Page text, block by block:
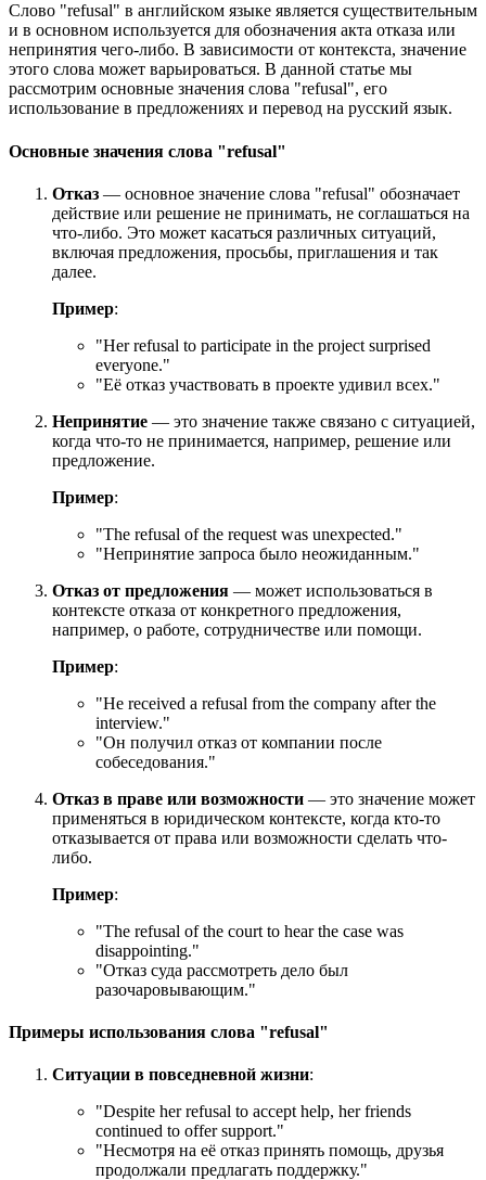
Слово "refusal" в английском языке является существительным
и в основном используется для обозначения акта отказа или
непринятия чего-либо. В зависимости от контекста, значение
этого слова может варьироваться. В данной статье мы
рассмотрим основные значения слова "refusal", его
использование в предложениях и перевод на русский язык.
Основные значения слова "refusal"
Отказ — основное значение слова "refusal" обозначает
действие или решение не принимать, не соглашаться на
что-либо. Это может касаться различных ситуаций,
включая предложения, просьбы, приглашения и так
далее.
Пример:
"Her refusal to participate in the project surprised
everyone."
"Её отказ участвовать в проекте удивил всех."
Непринятие — это значение также связано с ситуацией,
когда что-то не принимается, например, решение или
предложение.
Пример:
"The refusal of the request was unexpected."
"Непринятие запроса было неожиданным."
Отказ от предложения — может использоваться в
контексте отказа от конкретного предложения,
например, о работе, сотрудничестве или помощи.
Пример:
"He received a refusal from the company after the
interview."
"Он получил отказ от компании после
собеседования."
Отказ в праве или возможности — это значение может
применяться в юридическом контексте, когда кто-то
отказывается от права или возможности сделать что-
либо.
Пример:
"The refusal of the court to hear the case was
disappointing."
"Отказ суда рассмотреть дело был
разочаровывающим."
Примеры использования слова "refusal"
Ситуации в повседневной жизни:
"Despite her refusal to accept help, her friends
continued to offer support."
"Несмотря на её отказ принять помощь, друзья
продолжали предлагать поддержку."